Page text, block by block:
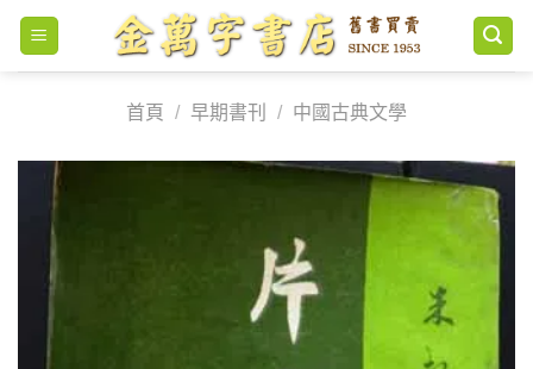
Skip
content
首頁
/ 早期書刊 / 中國古典文學